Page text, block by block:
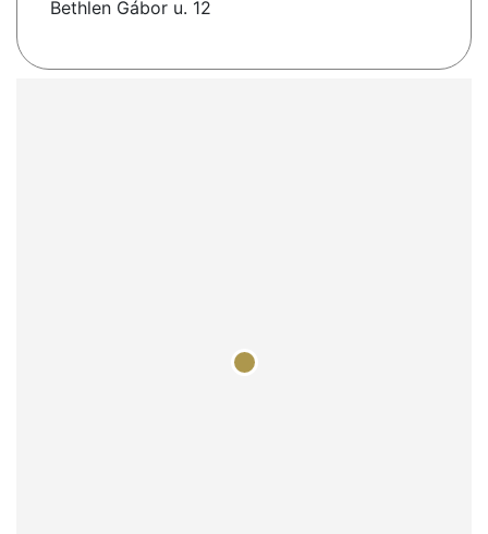
Bethlen Gábor u. 12